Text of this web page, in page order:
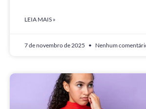
LEIA MAIS »
7 de novembro de 2025 Nenhum